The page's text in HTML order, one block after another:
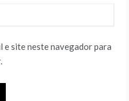
e site neste navegador para